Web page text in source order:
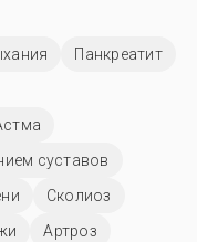
Панкреатит
суставов
Сколиоз
Артроз